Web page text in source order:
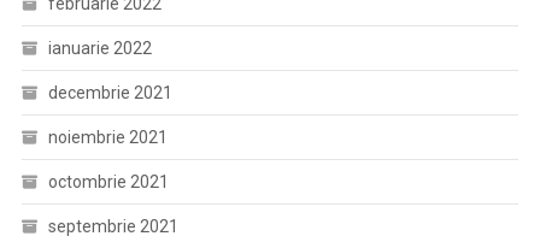
ianuarie 2022
decembrie 2021
noiembrie 2021
octombrie 2021
septembrie 2021